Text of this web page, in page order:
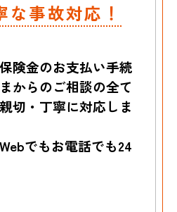
な事故対応！
険金のお支払い手続
からのご相談の全て
切・丁寧に対応しま
でもお電話でも24